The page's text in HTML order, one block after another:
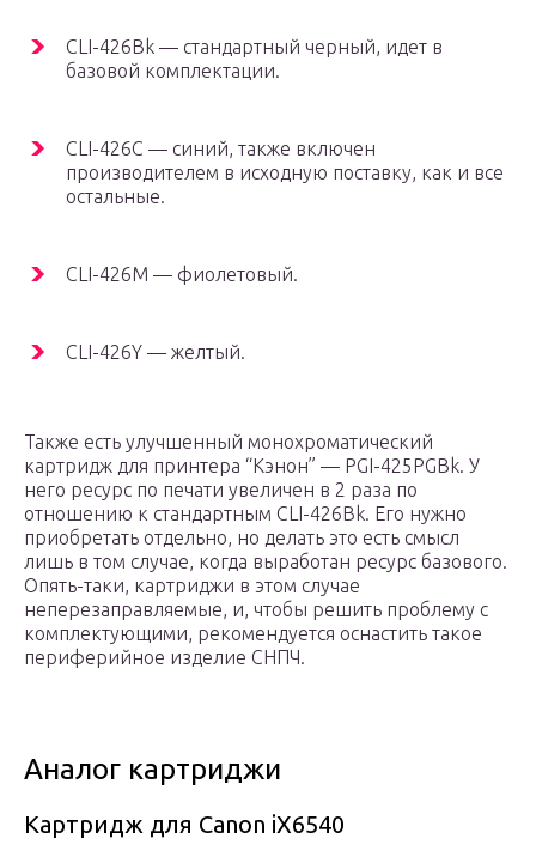
CLI-426Bk — стандартный черный, идет в
базовой комплектации.
CLI-426C — синий, также включен
производителем в исходную поставку, как и все
остальные.
CLI-426M — фиолетовый.
CLI-426Y — желтый.
Также есть улучшенный монохроматический
картридж для принтера “Кэнон” — PGI-425PGBk. У
него ресурс по печати увеличен в 2 раза по
отношению к стандартным CLI-426Bk. Его нужно
приобретать отдельно, но делать это есть смысл
лишь в том случае, когда выработан ресурс базового.
Опять-таки, картриджи в этом случае
неперезаправляемые, и, чтобы решить проблему с
комплектующими, рекомендуется оснастить такое
периферийное изделие СНПЧ.
Аналог картриджи
Картридж для Canon iX6540